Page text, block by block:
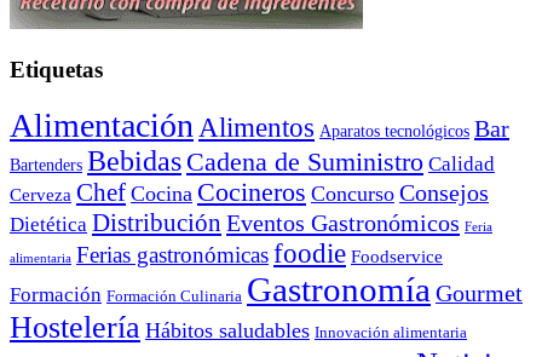
Etiquetas
Alimentación Alimentos Aparatos tecnológicos Bar
Bartenders Bebidas Cadena de Suministro Calidad
Cerveza Chef Cocina Cocineros Concurso Consejos
Dietética Distribución Eventos Gastronómicos Feria
alimentaria Ferias gastronómicasfoodie Foodservice
Formación Formación Culinaria Gastronomía Gourmet
Hostelería Hábitos saludables Innovación alimentaria